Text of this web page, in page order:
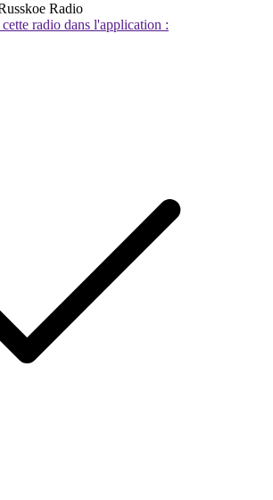
Radio
radio dans l'application :